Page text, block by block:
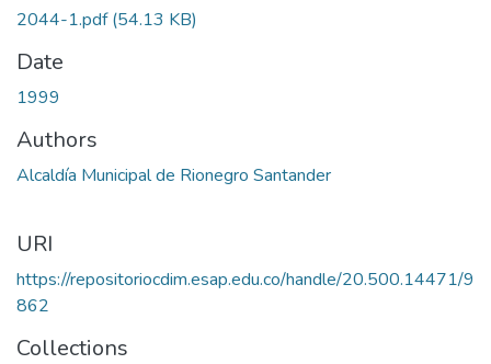
2044-1.pdf(54.13 KB)
Date
1999
Authors
Alcaldía Municipal de Rionegro Santander
URI
https://repositoriocdim.esap.edu.co/handle/20.500.14471/9
862
Collections